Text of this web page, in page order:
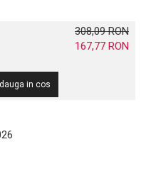
308,09 RON
167,77 RON
in cos